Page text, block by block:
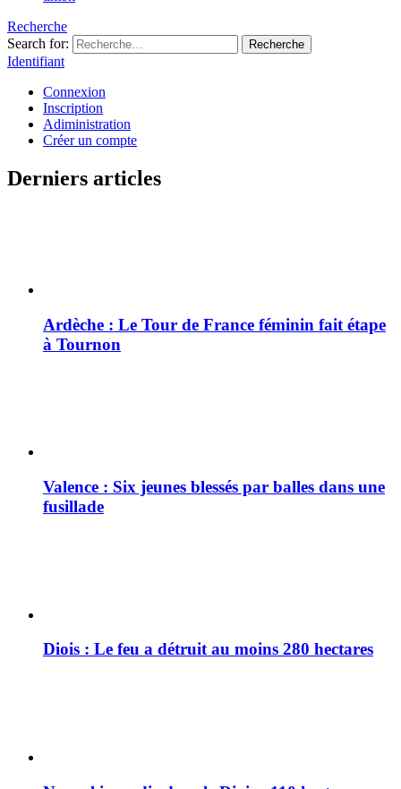
Recherche
Search for:
Recherche
Identifiant
Connexion
Inscription
Adiministration
Créer un compte
Derniers articles
Ardèche : Le Tour de France féminin fait étape
à Tournon
Valence : Six jeunes blessés par balles dans une
fusillade
Diois : Le feu a détruit au moins 280 hectares